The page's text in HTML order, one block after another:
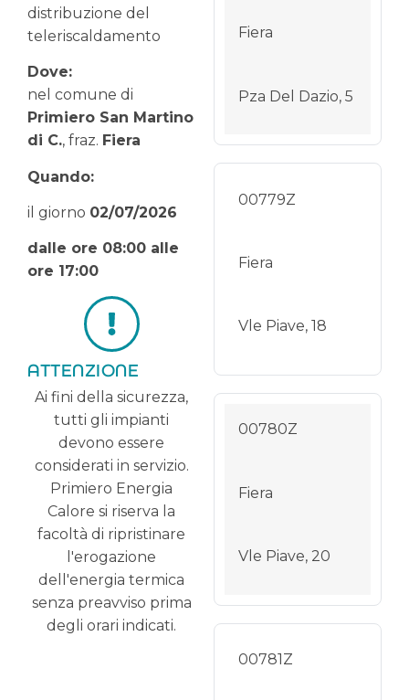
distribuzione del
teleriscaldamento
Dove:
nel comune di
Primiero San Martino
di C., fraz. Fiera
Quando:
il giorno 02/07/2026
dalle ore 08:00 alle
ore 17:00
ATTENZIONE
Ai fini della sicurezza,
tutti gli impianti
devono essere
considerati in servizio.
Primiero Energia
Calore si riserva la
facoltà di ripristinare
l'erogazione
dell'energia termica
senza preavviso prima
degli orari indicati.
Fiera
Pza Del Dazio, 5
00779Z
Fiera
Vle Piave, 18
00780Z
Fiera
Vle Piave, 20
00781Z